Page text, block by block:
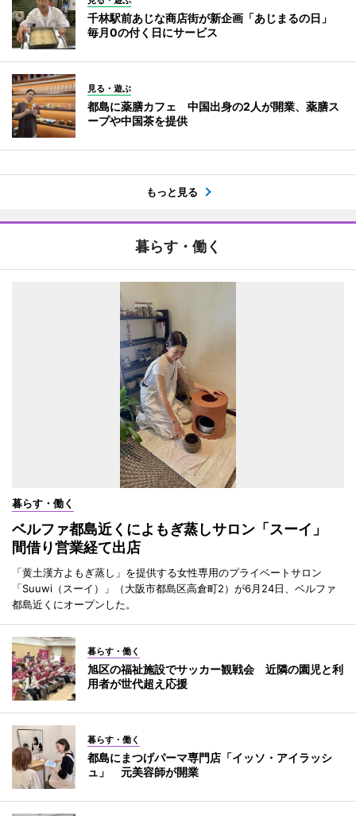
千林駅前あじな商店街が新企画「あじまるの日」
毎月0の付く日にサービス
見る・遊ぶ
都島に薬膳カフェ 中国出身の2人が開業、薬膳ス
ープや中国茶を提供
もっと見る
暮らす・働く
暮らす・働く
ベルファ都島近くによもぎ蒸しサロン「スーイ」
間借り営業経て出店
「黄土漢方よもぎ蒸し」を提供する女性専用のプライベートサロン
「Suuwi（スーイ）」（大阪市都島区高倉町2）が6月24日、ベルファ
都島近くにオープンした。
暮らす・働く
旭区の福祉施設でサッカー観戦会 近隣の園児と利
用者が世代超え応援
暮らす・働く
都島にまつげパーマ専門店「イッソ・アイラッシ
ュ」 元美容師が開業